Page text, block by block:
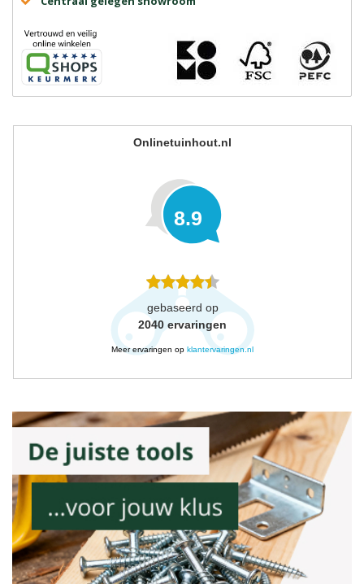
Onlinetuinhout.nl
8.9
gebaseerd op
2040 ervaringen
Meer ervaringen op klantervaringen.nl